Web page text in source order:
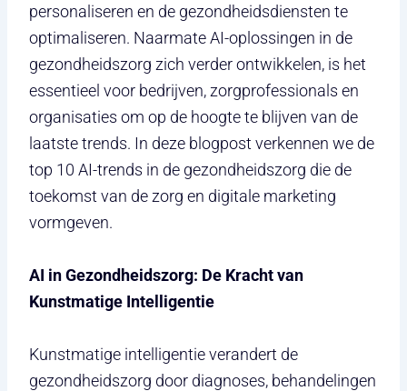
personaliseren en de gezondheidsdiensten te
optimaliseren. Naarmate AI-oplossingen in de
gezondheidszorg zich verder ontwikkelen, is het
essentieel voor bedrijven, zorgprofessionals en
organisaties om op de hoogte te blijven van de
laatste trends. In deze blogpost verkennen we de
top 10 AI-trends in de gezondheidszorg die de
toekomst van de zorg en digitale marketing
vormgeven.
AI in Gezondheidszorg: De Kracht van
Kunstmatige Intelligentie
Kunstmatige intelligentie verandert de
gezondheidszorg door diagnoses, behandelingen